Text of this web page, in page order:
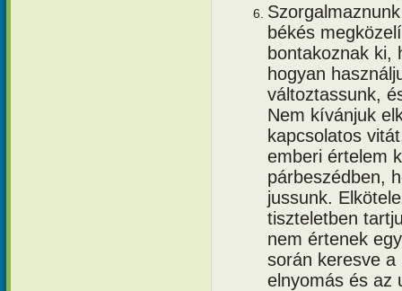
békés
bontakoznak ki,
hogyan
változtassunk,
Nem kívánjuk
kapcsolatos
emberi értelem
párbeszédben,
jussunk.
tiszteletben
nem értenek
során keresve a
elnyomás és az